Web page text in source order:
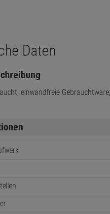
Daten
einwandfreie